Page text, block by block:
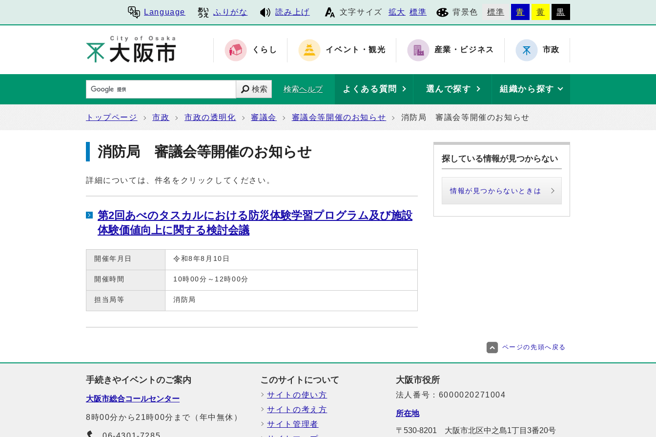
Language ふりがな 読み上げ 文字サイズ 拡大 標準 背景色 標準 青 黄 黒
くらし イベント・観光 産業・ビジネス 市政
検索 検索ヘルプ よくある質問 選んで探す 組織から探す
トップページ 市政 市政の透明化 審議会 審議会等開催のお知らせ 消防局 審議会等開催のお知らせ
消防局 審議会等開催のお知らせ
詳細については、件名をクリックしてください。
第2回あべのタスカルにおける防災体験学習プログラム及び施設
体験価値向上に関する検討会議
開催年月日 令和8年8月10日
開催時間 10時00分～12時00分
担当局等 消防局
探している情報が見つからない
情報が見つからないときは
ページの先頭へ戻る
手続きやイベントのご案内
大阪市総合コールセンター
8時00分から21時00分まで（年中無休）
このサイトについて
サイトの使い方
サイトの考え方
サイト管理者
大阪市役所
法人番号：6000020271004
所在地
〒530-8201 大阪市北区中之島1丁目3番20号